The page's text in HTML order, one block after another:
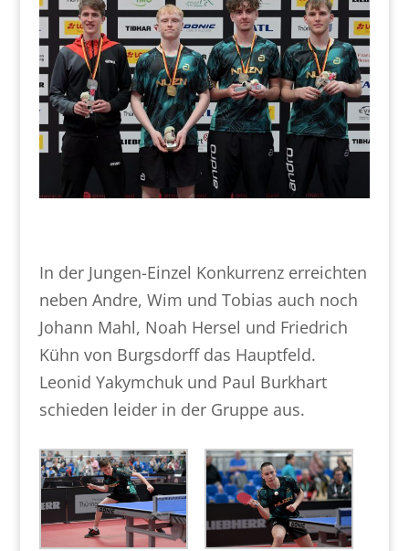
In der Jungen-Einzel Konkurrenz erreichten
neben Andre, Wim und Tobias auch noch
Johann Mahl, Noah Hersel und Friedrich
Kühn von Burgsdorff das Hauptfeld.
Leonid Yakymchuk und Paul Burkhart
schieden leider in der Gruppe aus.